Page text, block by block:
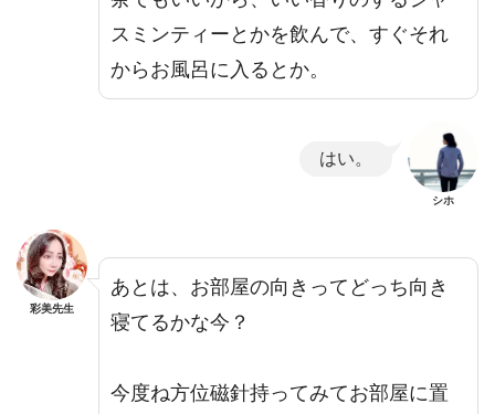
スミンティーとかを飲んで、すぐそれ
からお風呂に入るとか。
はい。
シホ
彩美先生
あとは、お部屋の向きってどっち向き
寝てるかな今？
今度ね方位磁針持ってみてお部屋に置